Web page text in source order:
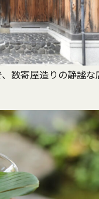
数寄屋造りの静謐